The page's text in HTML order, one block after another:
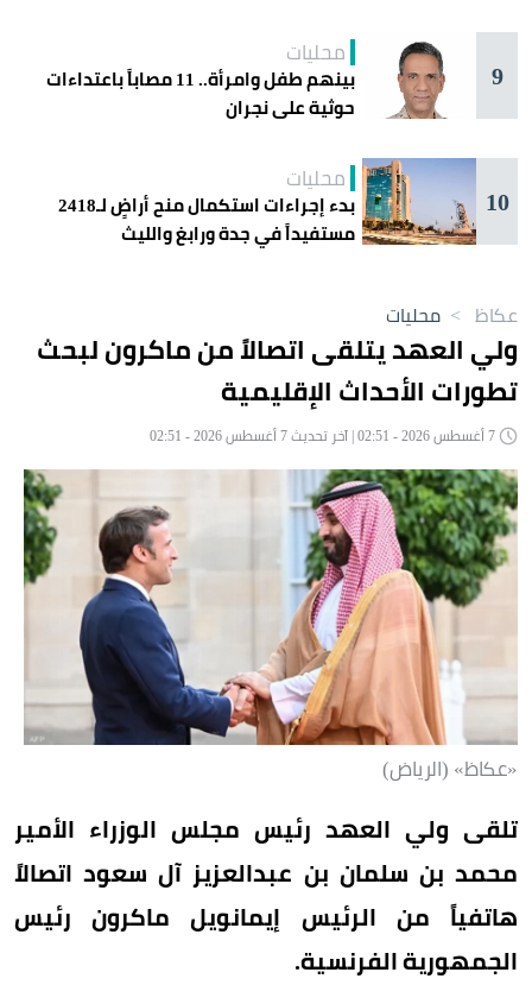
9
محليات
بينهم طفل وامرأة.. 11 مصاباً باعتداءات
حوثية على نجران
10
محليات
بدء إجراءات استكمال منح أراضٍ لـ2418
مستفيداً في جدة ورابغ والليث
عكاظ > محليات
ولي العهد يتلقى اتصالاً من ماكرون لبحث
تطورات الأحداث الإقليمية
«عكاظ» (الرياض)
تلقى ولي العهد رئيس مجلس الوزراء الأمير
محمد بن سلمان بن عبدالعزيز آل سعود اتصالاً
هاتفياً من الرئيس إيمانويل ماكرون رئيس
الجمهورية الفرنسية.